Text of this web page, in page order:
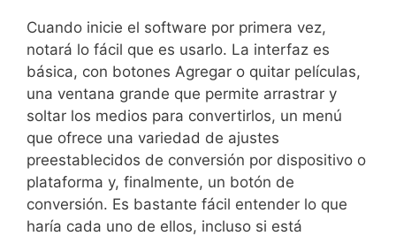
Cuando inicie el software por primera vez,
notará lo fácil que es usarlo. La interfaz es
básica, con botones Agregar o quitar películas,
una ventana grande que permite arrastrar y
soltar los medios para convertirlos, un menú
que ofrece una variedad de ajustes
preestablecidos de conversión por dispositivo o
plataforma y, finalmente, un botón de
conversión. Es bastante fácil entender lo que
haría cada uno de ellos, incluso si está